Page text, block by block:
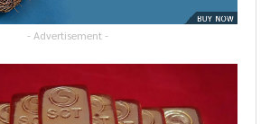
- Advertisement -